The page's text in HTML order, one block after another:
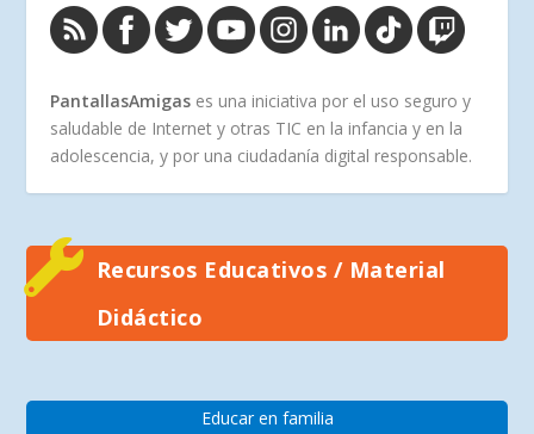
PantallasAmigas es una iniciativa por el uso seguro y
saludable de Internet y otras TIC en la infancia y en la
adolescencia, y por una ciudadanía digital responsable.
Recursos Educativos / Material
Didáctico
Educar en familia